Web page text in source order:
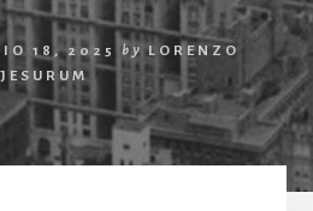
18, 2025 by LORENZO
JESURUM